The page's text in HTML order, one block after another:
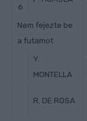
6
Nem fejezte be
a futamot
Y.
MONTELLA
R. DE ROSA